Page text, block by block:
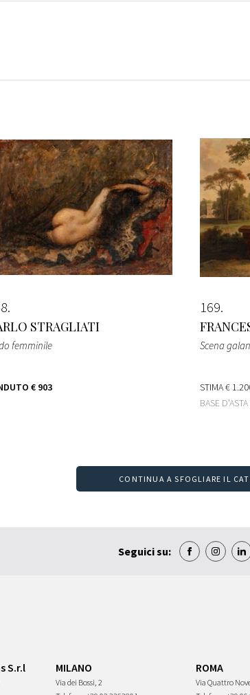
STRAGLIATI
femminile
€ 903
169
Scena
STIMA€
BASE D'ASTA
CONTINUA A SFOGLIARE IL
Seguici su:
S.r.l MILANO
Via dei Bossi, 2
ROMA
Via Quattro